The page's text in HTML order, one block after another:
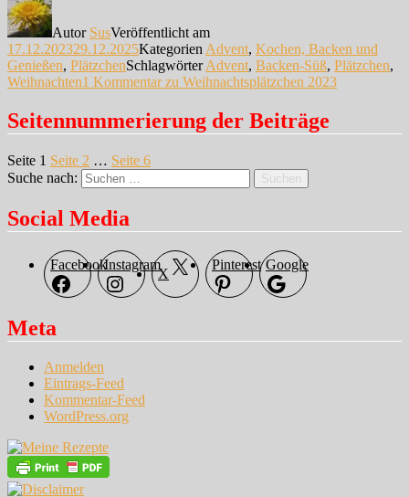
Autor SusVeröffentlicht am
17.12.202329.12.2025Kategorien Advent, Kochen, Backen und
Genießen, PlätzchenSchlagwörterAdvent, Backen-Süß, Plätzchen,
Weihnachten1 Kommentarzu Weihnachtsplätzchen 2023
Seitennummerierung der Beiträge
Seite 1 Seite 2 … Seite 6
Suche nach:
Suchen
Social Media
FacebookInstagram
X
Pinterest Google
Meta
Anmelden
Eintrags-Feed
Kommentar-Feed
WordPress.org